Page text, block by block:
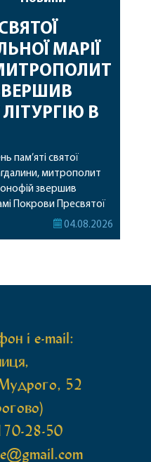
МАРІЇ
В
пам’яті святої
митрополит
звершив
Покрови Пресвятої
благочиння.
04.08.2026
і e-mail:
52
28-50